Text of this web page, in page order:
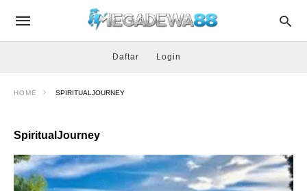
Daftar Login
HOME SPIRITUALJOURNEY
SpiritualJourney